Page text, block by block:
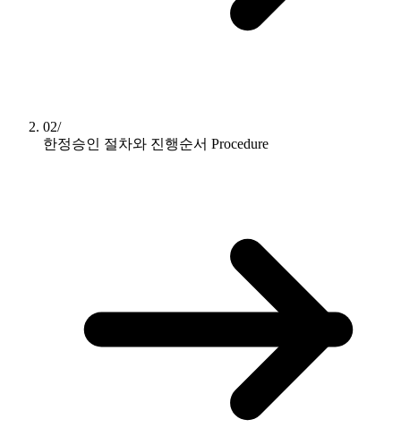
02/
한정승인 절차와 진행순서 Procedure